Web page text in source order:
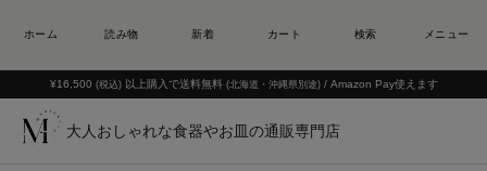
¥16,500 (税込) 以上購入で送料無料 (北海道・沖縄県別途) / Amazon Pay使えます
大人おしゃれな食器やお皿の通販専門店